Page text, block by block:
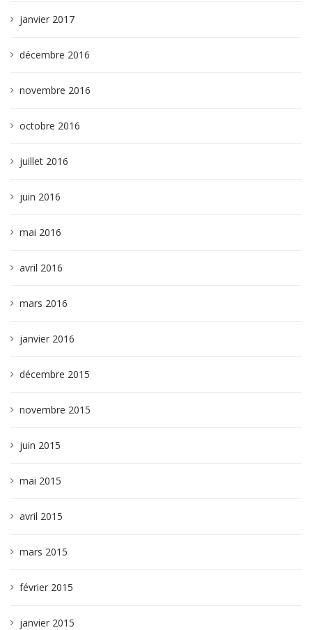
janvier 2017
décembre 2016
novembre 2016
octobre 2016
juillet 2016
juin 2016
mai 2016
avril 2016
mars 2016
janvier 2016
décembre 2015
novembre 2015
juin 2015
mai 2015
avril 2015
mars 2015
février 2015
janvier 2015